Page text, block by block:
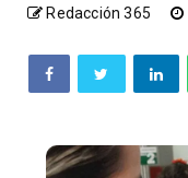
Redacción 365